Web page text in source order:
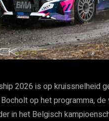
2026 is op kruissnelheid
op het programma,
in het Belgisch